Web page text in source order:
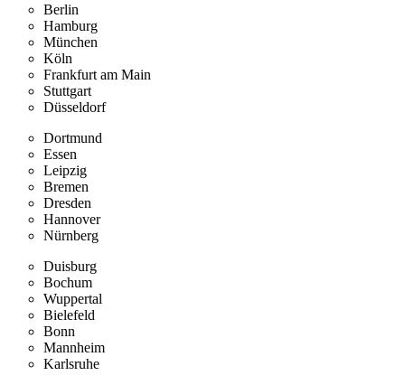
Berlin
Hamburg
München
Köln
Frankfurt am Main
Stuttgart
Düsseldorf
Dortmund
Essen
Leipzig
Bremen
Dresden
Hannover
Nürnberg
Duisburg
Bochum
Wuppertal
Bielefeld
Bonn
Mannheim
Karlsruhe